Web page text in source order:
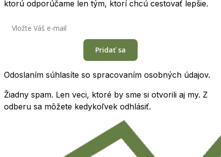
ktorú odporúčame len tým, ktorí chcú cestovať lepšie.
Pridať sa
Odoslaním súhlasíte so spracovaním osobných údajov.
Žiadny spam. Len veci, ktoré by sme si otvorili aj my. Z
odberu sa môžete kedykoľvek odhlásiť.